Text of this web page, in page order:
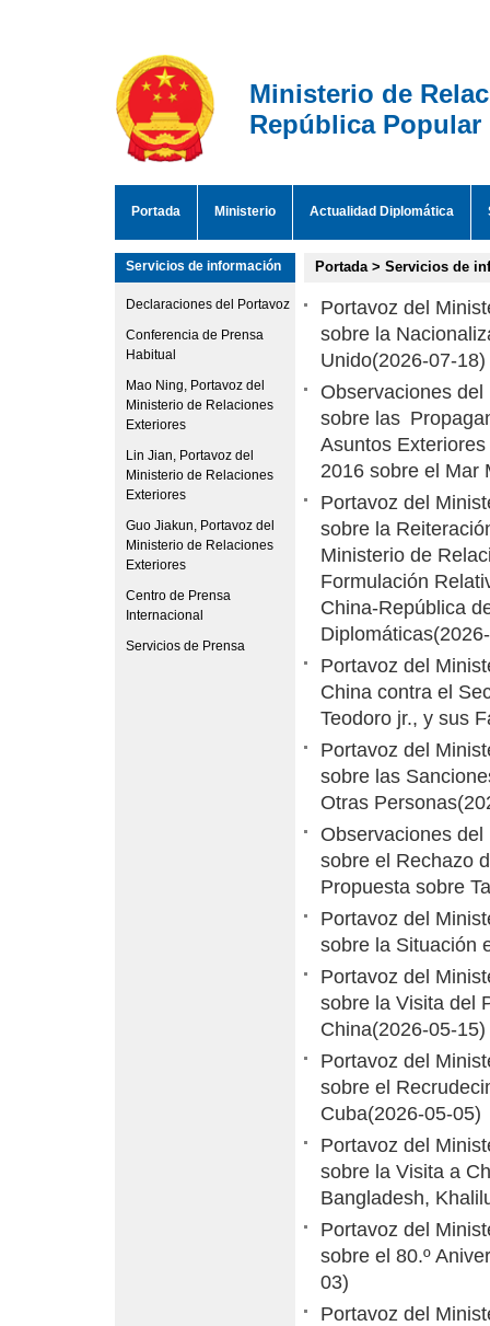
Ministerio de
República Popular
Portada Ministerio Actualidad Diplomática
Servicios de información
Declaraciones del Portavoz
Conferencia de Prensa
Habitual
Mao Ning, Portavoz del
Ministerio de Relaciones
Exteriores
Lin Jian, Portavoz del
Ministerio de Relaciones
Exteriores
Guo Jiakun, Portavoz del
Ministerio de Relaciones
Exteriores
Centro de Prensa
Internacional
Servicios de Prensa
Portada> Servicios de
Portavoz del
sobre la
Unido(2026-07-18)
Observaciones
sobre las
Asuntos
2016 sobre el Mar
Portavoz del
sobre la
Ministerio de
Formulación
China-República
Diplomáticas
Portavoz del
China contra el
Teodoro jr., y sus
Portavoz del
sobre las
Otras Personas
Observaciones
sobre el Rechazo
Propuesta sobre
Portavoz del
sobre la Situación
Portavoz del
sobre la Visita del
China(2026-05-15)
Portavoz del
sobre el
Cuba(2026-05-05)
Portavoz del
sobre la Visita a
Bangladesh,
Portavoz del
sobre el 80.º
03)
Portavoz del